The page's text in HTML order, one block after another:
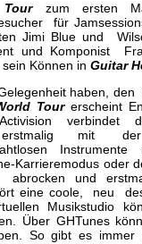
Tour zum ersten
für
Jimi Blue und
und Komponist
Können in Guitar
haben,
Tour erscheint
mit der
drahtlosen
Karrieremodus oder
und
eine coole, neu
Musikstudio
Über GHTunes
So gibt es immer